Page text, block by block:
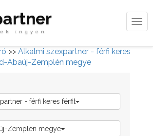
ingyen
>> Alkalmi szexpartner - férfi keres
Abaúj-Zemplén megye
- férfi keres férfit
Zemplén megye